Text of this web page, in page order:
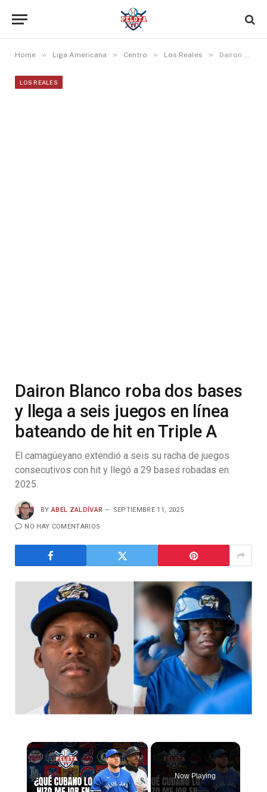
Home » Liga Americana » Centro » Los Reales » Dairon Blanco roba dos bases y llega a seis juegos en línea bateando de hit en Triple A
LOS REALES
Dairon Blanco roba dos bases
y llega a seis juegos en línea
bateando de hit en Triple A
El camagüeyano extendió a seis su racha de juegos
consecutivos con hit y llegó a 29 bases robadas en
2025.
BY ABEL ZALDÍVAR SEPTIEMBRE 11, 2025
NO HAY COMENTARIOS
×
Now Playing